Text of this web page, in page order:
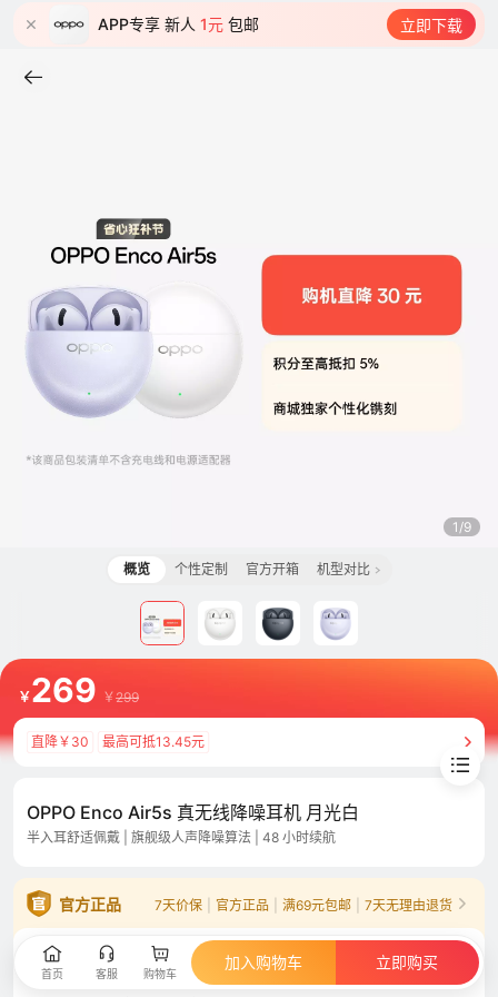
APP专享 新人 1元 包邮 立即下载
1/9
概览 个性定制 官方开箱 机型对比
￥269 ￥299
直降￥30 最高可抵13.45元
OPPO Enco Air5s 真无线降噪耳机 月光白
半入耳舒适佩戴 | 旗舰级人声降噪算法 | 48 小时续航
官方正品 7天价保 官方正品 满69元包邮 7天无理由退货
已选 月光白，x1
首页 客服 购物车
加入购物车 立即购买